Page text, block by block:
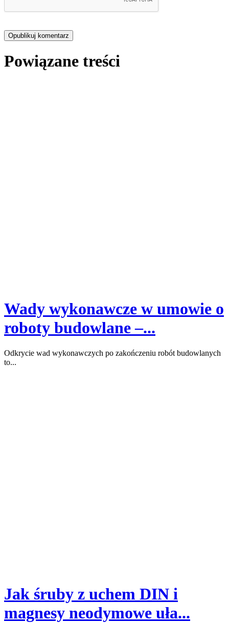
Powiązane treści
Wady wykonawcze w umowie o
roboty budowlane –...
Odkrycie wad wykonawczych po zakończeniu robót budowlanych
to...
Jak śruby z uchem DIN i
magnesy neodymowe uła...